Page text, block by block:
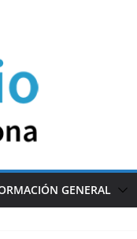
GENERAL